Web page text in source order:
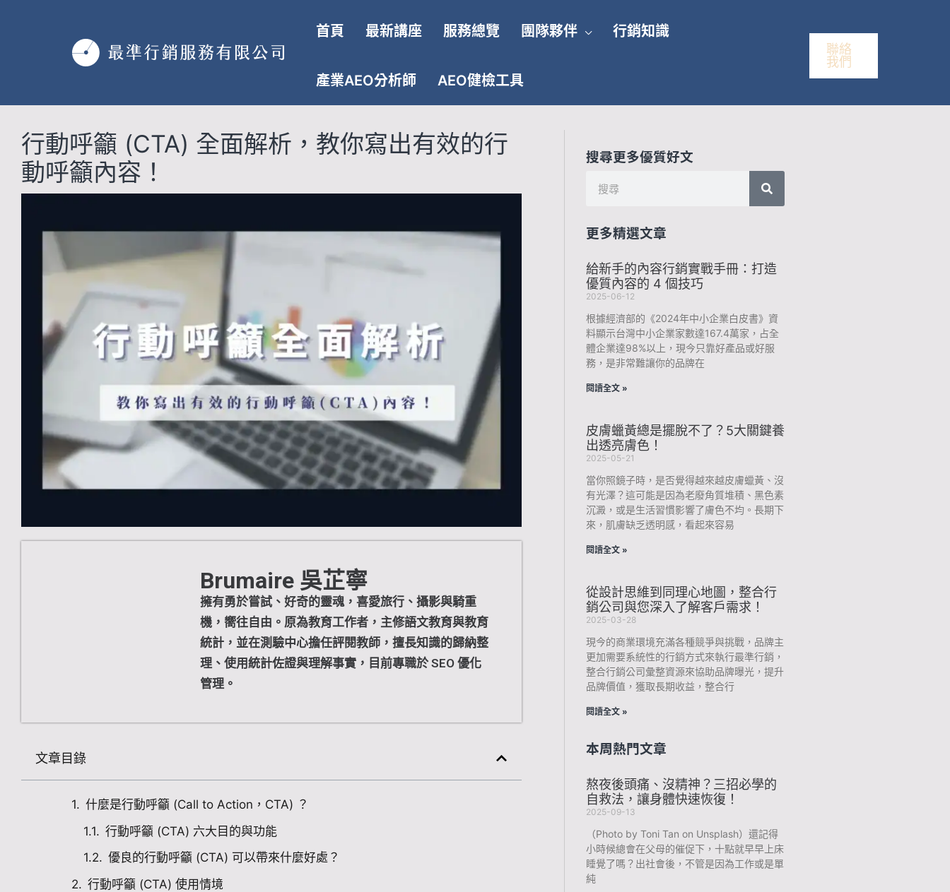
首頁 最新講座 服務總覽 團隊夥伴 行銷知識
產業AEO分析師 AEO健檢工具
聯絡
我們
行動呼籲 (CTA) 全面解析，教你寫出有效的行
動呼籲內容！
Brumaire 吳芷寧
擁有勇於嘗試、好奇的靈魂，喜愛旅行、攝影與騎重
機，嚮往自由。原為教育工作者，主修語文教育與教育
統計，並在測驗中心擔任評閱教師，擅長知識的歸納整
理、使用統計佐證與理解事實，目前專職於 SEO 優化
管理。
文章目錄
什麼是行動呼籲 (Call to Action，CTA) ？
行動呼籲 (CTA) 六大目的與功能
優良的行動呼籲 (CTA) 可以帶來什麼好處？
行動呼籲 (CTA) 使用情境
搜尋更多優質好文
更多精選文章
給新手的內容行銷實戰手冊：打造
優質內容的 4 個技巧
2025-06-12
根據經濟部的《2024年中小企業白皮書》資
料顯示台灣中小企業家數達167.4萬家，占全
體企業達98%以上，現今只靠好產品或好服
務，是非常難讓你的品牌在
閱讀全文 »
皮膚蠟黃總是擺脫不了？5大關鍵養
出透亮膚色！
2025-05-21
當你照鏡子時，是否覺得越來越皮膚蠟黃、沒
有光澤？這可能是因為老廢角質堆積、黑色素
沉澱，或是生活習慣影響了膚色不均。長期下
來，肌膚缺乏透明感，看起來容易
閱讀全文 »
從設計思維到同理心地圖，整合行
銷公司與您深入了解客戶需求！
2025-03-28
現今的商業環境充滿各種競爭與挑戰，品牌主
更加需要系統性的行銷方式來執行最準行銷，
整合行銷公司彙整資源來協助品牌曝光，提升
品牌價值，獲取長期收益，整合行
閱讀全文 »
本周熱門文章
熬夜後頭痛、沒精神？三招必學的
自救法，讓身體快速恢復！
2025-09-13
（Photo by Toni Tan on Unsplash）還記得
小時候總會在父母的催促下，十點就早早上床
睡覺了嗎？出社會後，不管是因為工作或是單
純